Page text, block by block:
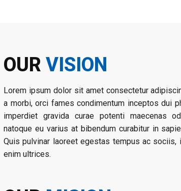
OUR VISION
Lorem ipsum dolor sit amet consectetur
a morbi, orci fames condimentum inceptos dui
imperdiet gravida curae potenti maecenas
natoque eu varius at bibendum curabitur in
Quis pulvinar laoreet egestas tempus ac
enim ultrices.